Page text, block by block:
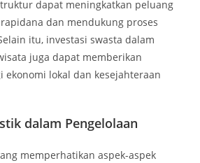
dapat meningkatkan peluang
dan mendukung proses
itu, investasi swasta dalam
juga dapat memberikan
lokal dan kesejahteraan
dalam Pengelolaan
memperhatikan aspek-aspek